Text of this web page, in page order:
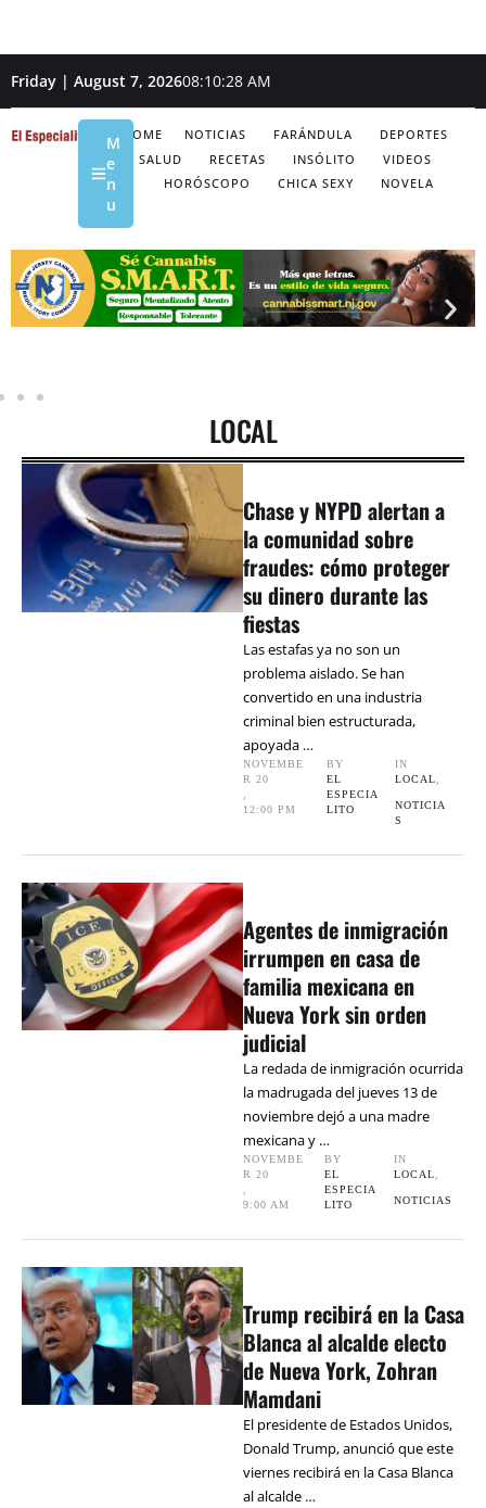
Friday | August 7, 202608:10:29 AM
HOME NOTICIAS FARÁNDULA
DEPORTES
SALUD
RECETAS INSÓLITO
VIDEOS
HORÓSCOPO
CHICA SEXY NOVELA
M
e
n
u
LOCAL
Chase y NYPD alertan a
la comunidad sobre
fraudes: cómo proteger
su dinero durante las
fiestas
Las estafas ya no son un
problema aislado. Se han
convertido en una industria
criminal bien estructurada,
apoyada …
NOVEMBE
R 20
,
12:00 PM
BY
EL
ESPECIA
LITO
IN
LOCAL,
NOTICIA
S
Agentes de inmigración
irrumpen en casa de
familia mexicana en
Nueva York sin orden
judicial
La redada de inmigración ocurrida
la madrugada del jueves 13 de
noviembre dejó a una madre
mexicana y …
NOVEMBE
R 20
,
9:00 AM
BY
EL
ESPECIA
LITO
IN
LOCAL,
NOTICIAS
Trump recibirá en la Casa
Blanca al alcalde electo
de Nueva York, Zohran
Mamdani
El presidente de Estados Unidos,
Donald Trump, anunció que este
viernes recibirá en la Casa Blanca
al alcalde …